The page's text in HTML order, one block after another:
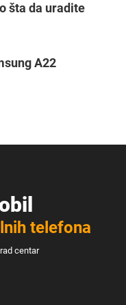
šta da uradite
A22
telefona
centar